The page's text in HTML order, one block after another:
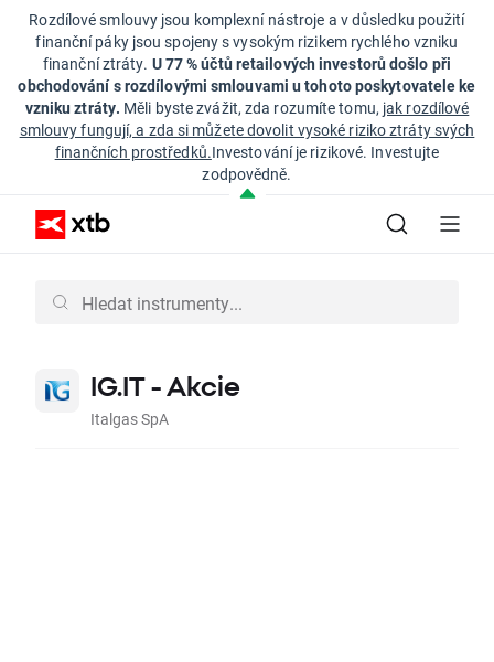
Rozdílové smlouvy jsou komplexní nástroje a v důsledku použití
finanční páky jsou spojeny s vysokým rizikem rychlého vzniku
finanční ztráty. U 77 % účtů retailových investorů došlo při
obchodování s rozdílovými smlouvami u tohoto poskytovatele ke
vzniku ztráty. Měli byste zvážit, zda rozumíte tomu, jak rozdílové
smlouvy fungují, a zda si můžete dovolit vysoké riziko ztráty svých
finančních prostředků.Investování je rizikové. Investujte
zodpovědně.
IG.IT - Akcie
Italgas SpA